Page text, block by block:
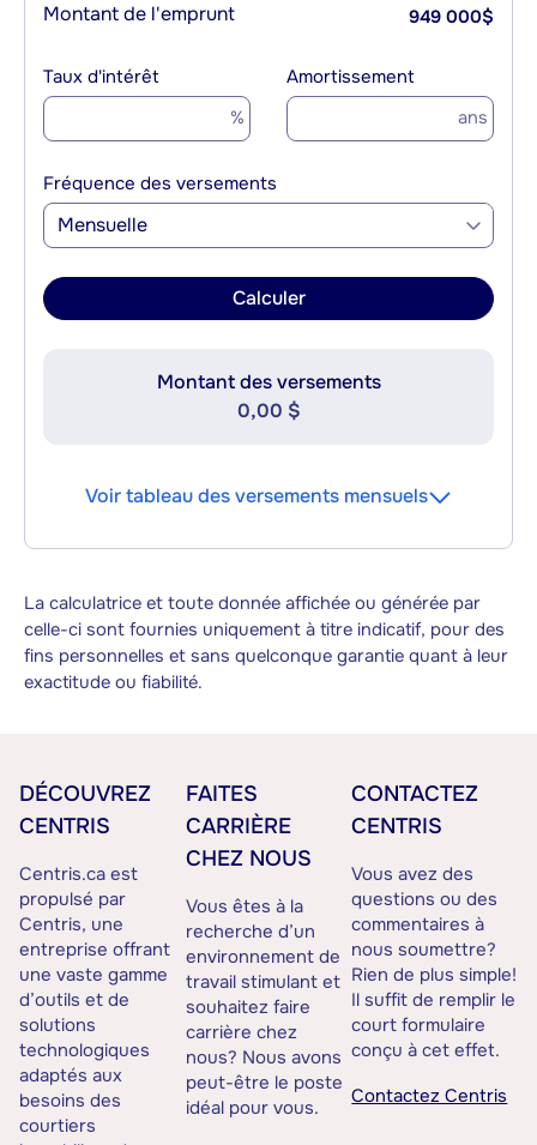
Montant de l'emprunt 949 000$
Taux d'intérêt
%
Amortissement
ans
Fréquence des versements
Mensuelle
Calculer
Montant des versements
0,00 $
Voir tableau des versements mensuels
La calculatrice et toute donnée affichée ou générée par
celle-ci sont fournies uniquement à titre indicatif, pour des
fins personnelles et sans quelconque garantie quant à leur
exactitude ou fiabilité.
DÉCOUVREZ
CENTRIS
Centris.ca est
propulsé par
Centris, une
entreprise offrant
une vaste gamme
d’outils et de
solutions
technologiques
adaptés aux
besoins des
courtiers
FAITES
CARRIÈRE
CHEZ NOUS
Vous êtes à la
recherche d’un
environnement de
travail stimulant et
souhaitez faire
carrière chez
nous? Nous avons
peut-être le poste
idéal pour vous.
CONTACTEZ
CENTRIS
Vous avez des
questions ou des
commentaires à
nous soumettre?
Rien de plus simple!
Il suffit de remplir le
court formulaire
conçu à cet effet.
Contactez Centris